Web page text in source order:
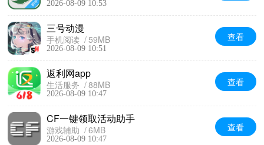
2026-08-09 10:53
三号动漫
手机阅读 59MB
2026-08-09 10:51
查看
返利网app
生活服务 88MB
2026-08-09 10:47
查看
CF一键领取活动助手
游戏辅助 6MB
2026-08-09 10:47
查看